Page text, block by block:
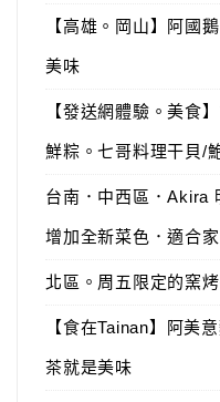
【高雄。岡山】阿國
美味
【發送網體驗。美食
鮮粽。七哥料理干貝/
台南．中西區．Akira
增加全新菜色．適合
北區。周五限定的窯
【食在Tainan】阿美
茶就是美味